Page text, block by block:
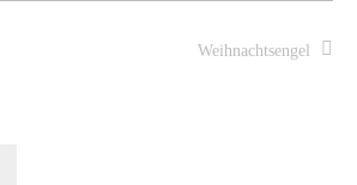
Weihnachtsengel